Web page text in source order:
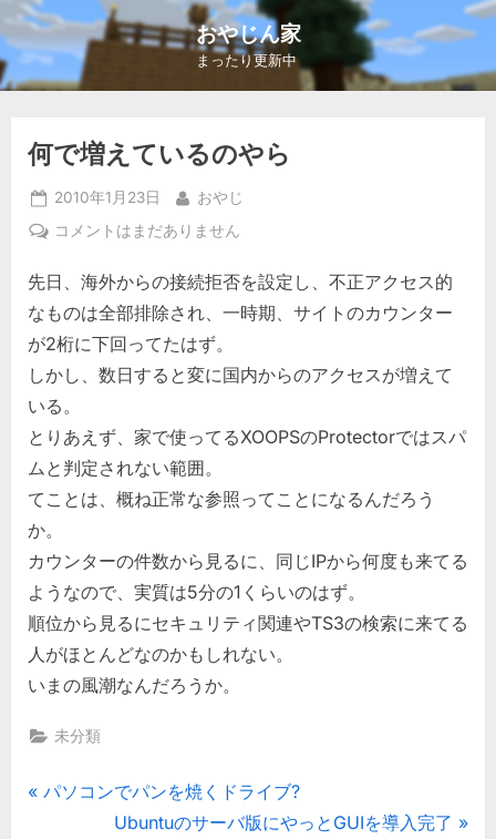
Skip
to
content
おやじん家
まったり更新中
何で増えているのやら
Posted
on
2010年1月23日 By
おやじ
何
増
え
い
る
の
や
ら
の
コメントはまだありません
先日、海外からの接続拒否を設定し、不正アクセス的
なものは全部排除され、一時期、サイトのカウンター
が2桁に下回ってたはず。
しかし、数日すると変に国内からのアクセスが増えて
いる。
とりあえず、家で使ってるXOOPSのProtectorではスパ
ムと判定されない範囲。
てことは、概ね正常な参照ってことになるんだろう
か。
カウンターの件数から見るに、同じIPから何度も来てる
ようなので、実質は5分の1くらいのはず。
順位から見るにセキュリティ関連やTS3の検索に来てる
人がほとんどなのかもしれない。
いまの風潮なんだろうか。
未分類
投
P
パソコンでパンを焼くドライブ?
N
Ubuntuのサーバ版にやっとGUIを導入完了